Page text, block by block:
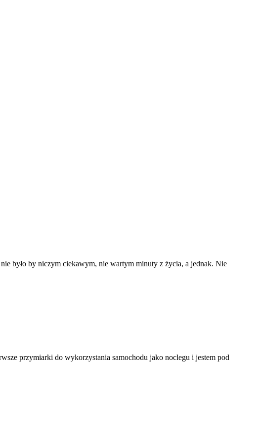
było by niczym ciekawym, nie wartym minuty z życia, a jednak. Nie
przymiarki do wykorzystania samochodu jako noclegu i jestem pod